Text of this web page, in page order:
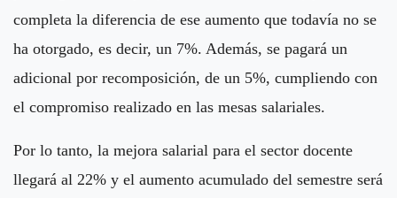
completa la diferencia de ese aumento que todavía no se
ha otorgado, es decir, un 7%. Además, se pagará un
adicional por recomposición, de un 5%, cumpliendo con
el compromiso realizado en las mesas salariales.
Por lo tanto, la mejora salarial para el sector docente
llegará al 22% y el aumento acumulado del semestre será